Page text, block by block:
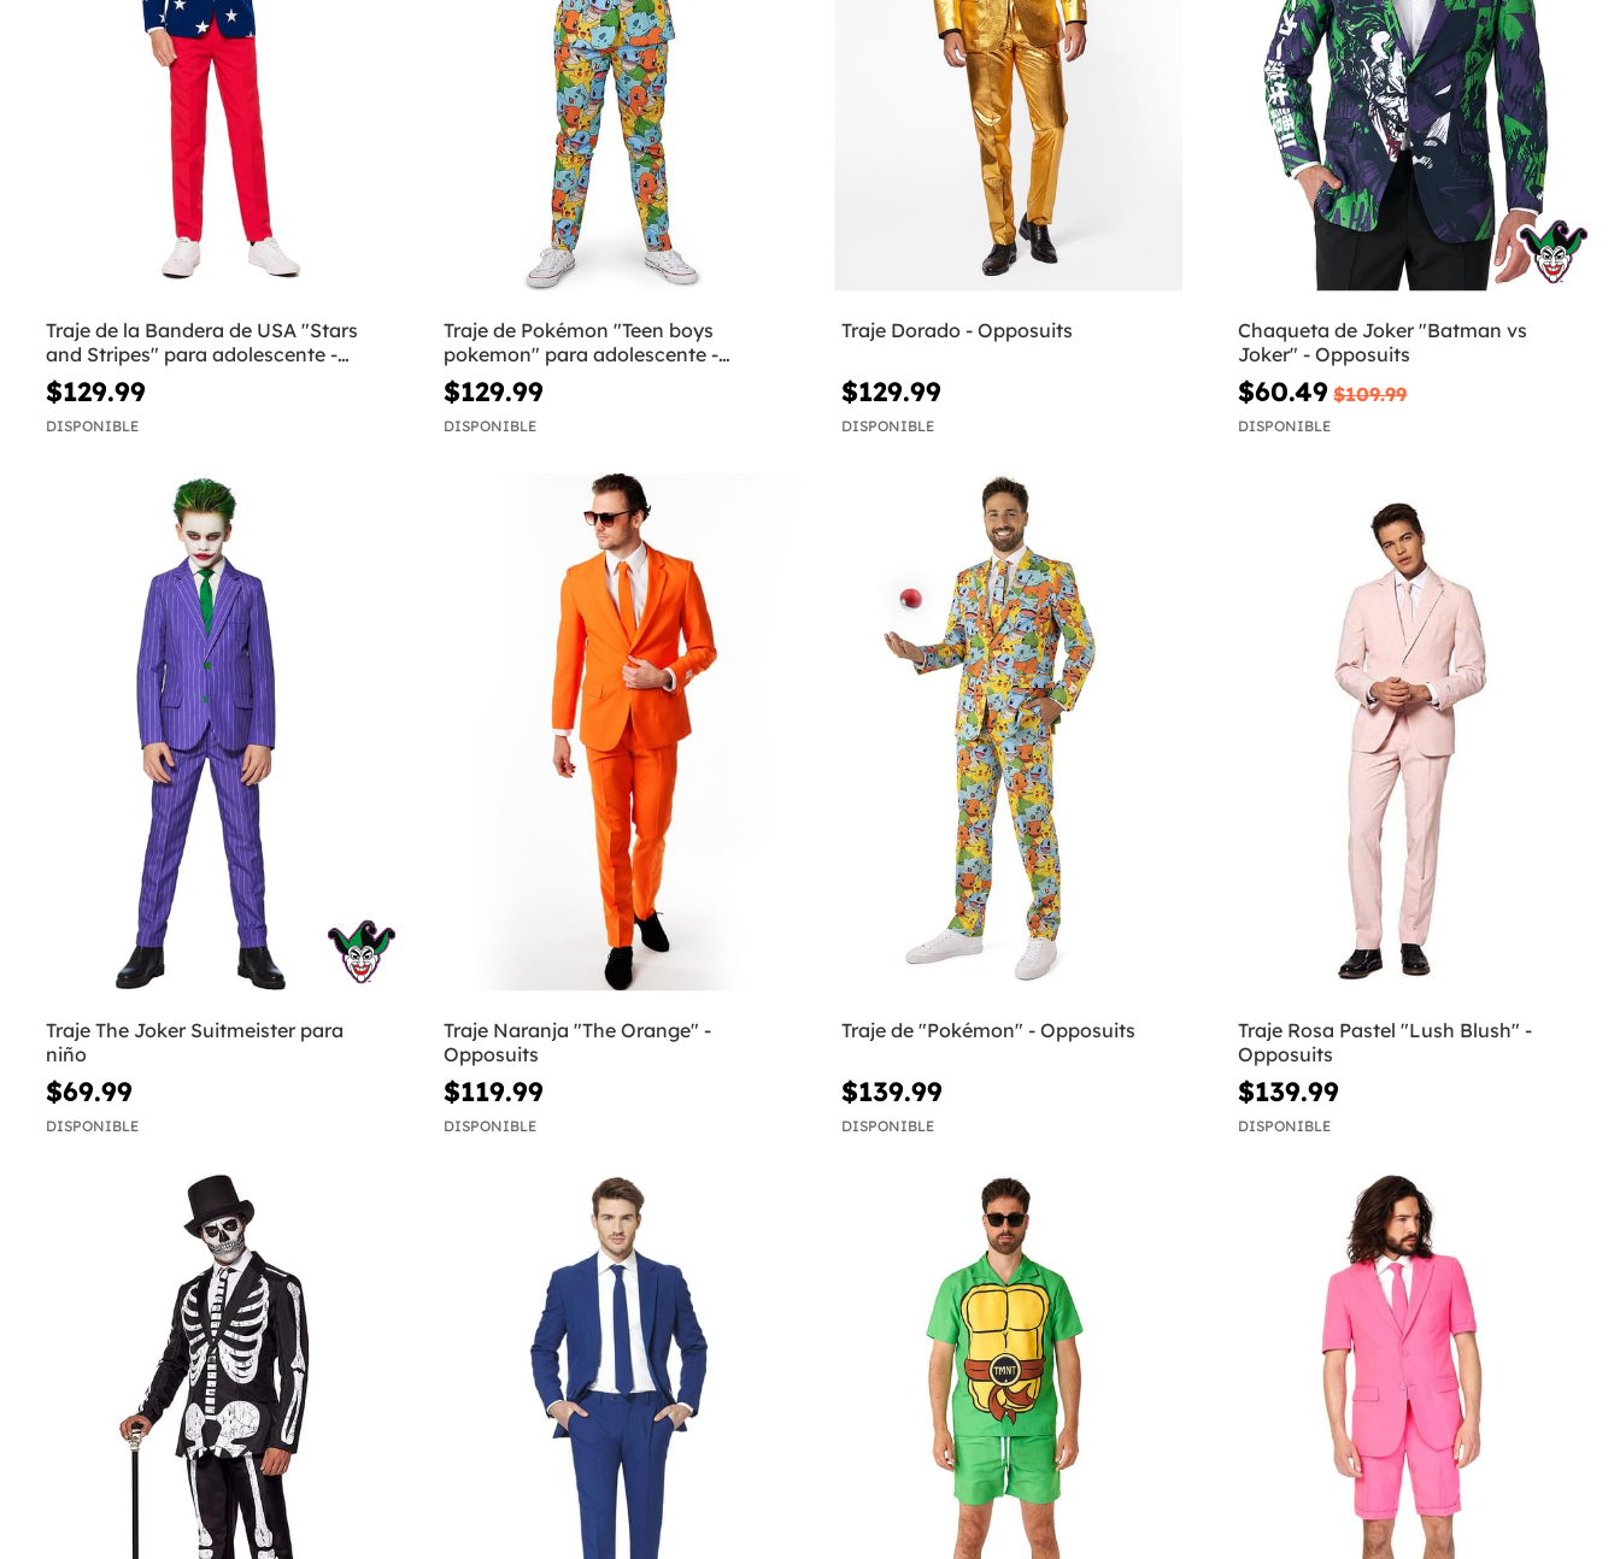
Traje de la Bandera de USA "Stars
and Stripes" para adolescente -
Opposuits
$129.99
DISPONIBLE
Traje de Pokémon "Teen boys
pokemon" para adolescente -
Opposuits
$129.99
DISPONIBLE
Traje Dorado - Opposuits
$129.99
DISPONIBLE
Chaqueta de Joker "Batman vs
Joker" - Opposuits
$60.49 $109.99
DISPONIBLE
Traje The Joker Suitmeister para
niño
$69.99
DISPONIBLE
Traje Naranja "The Orange" -
Opposuits
$119.99
DISPONIBLE
Traje de "Pokémon" - Opposuits
$139.99
DISPONIBLE
Traje Rosa Pastel "Lush Blush" -
Opposuits
$139.99
DISPONIBLE